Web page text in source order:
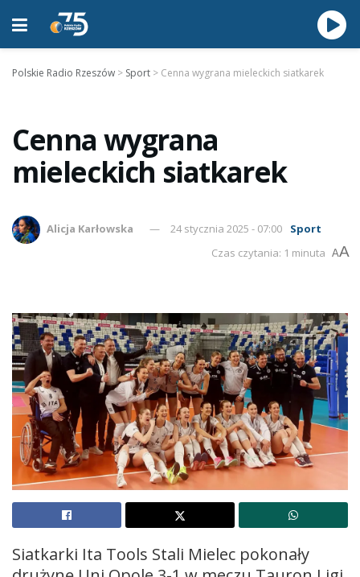
Polskie Radio Rzeszów > Sport > Cenna wygrana mieleckich siatkarek
Cenna wygrana
mieleckich siatkarek
Alicja Karłowska 24 stycznia 2025 - 07:00
Sport
Czas czytania: 1 minuta AA
Siatkarki Ita Tools Stali Mielec pokonały